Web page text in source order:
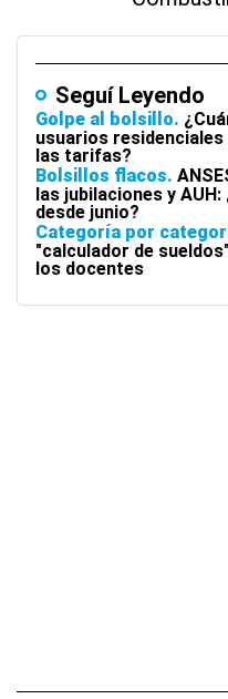
Seguí Leyendo
Golpe al bolsillo
usuarios
las tarifas?
Bolsillos flacos
las jubilaciones y
desde junio?
Categoría por
"calculador de
los docentes